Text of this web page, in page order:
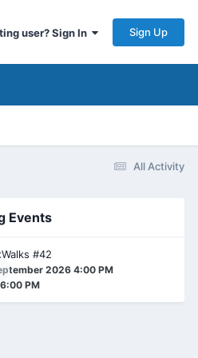
user? Sign In Sign Up
All Activity
Events
#42
2026 4:00 PM
6:00 PM